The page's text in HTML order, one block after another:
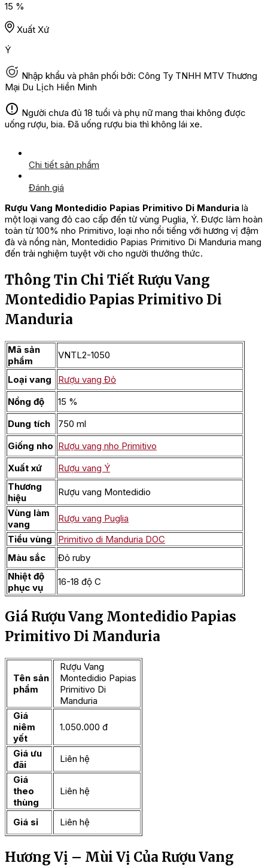
15 %
Xuất Xứ
Ý
Nhập khẩu và phân phối bởi: Công Ty TNHH MTV Thương
Mại Du Lịch Hiền Minh
Người chưa đủ 18 tuổi và phụ nữ mang thai không được
uống rượu, bia. Đã uống rượu bia thì không lái xe.
Chi tiết sản phẩm
Đánh giá
Rượu Vang Montedidio Papias Primitivo Di Manduria là
một loại vang đỏ cao cấp đến từ vùng Puglia, Ý. Được làm hoàn
toàn từ 100% nho Primitivo, loại nho nổi tiếng với hương vị đậm
đà và nồng nàn, Montedidio Papias Primitivo Di Manduria mang
đến trải nghiệm tuyệt vời cho người thưởng thức.
Thông Tin Chi Tiết Rượu Vang
Montedidio Papias Primitivo Di
Manduria
Mã sản
phẩm
VNTL2-1050
Loại vang
Rượu vang Đỏ
Nồng độ
15 %
Dung tích
750 ml
Giống nho Rượu vang nho Primitivo
Xuất xứ
Rượu vang Ý
Thương
hiệu
Rượu vang Montedidio
Vùng làm
vang
Rượu vang Puglia
Tiểu vùng
Primitivo di Manduria DOC
Màu sắc
Đỏ ruby
Nhiệt độ
phục vụ
16-18 độ C
Giá Rượu Vang Montedidio Papias
Primitivo Di Manduria
Tên sản
phẩm
Rượu Vang
Montedidio Papias
Primitivo Di
Manduria
Giá
niêm
yết
1.050.000 đ
Giá ưu
đãi
Liên hệ
Giá
theo
thùng
Liên hệ
Giá sỉ Liên hệ
Hương Vị – Mùi Vị Của Rượu Vang